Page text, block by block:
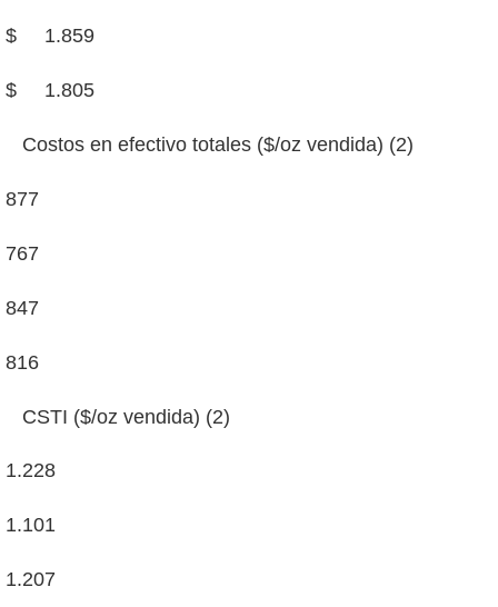
$ 1.859
$ 1.805
Costos en efectivo totales ($/oz vendida) (2)
877
767
847
816
CSTI ($/oz vendida) (2)
1.228
1.101
1.207